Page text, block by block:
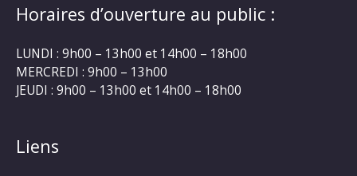
Horaires d’ouverture au public :
LUNDI : 9h00 – 13h00 et 14h00 – 18h00
MERCREDI : 9h00 – 13h00
JEUDI : 9h00 – 13h00 et 14h00 – 18h00
Liens